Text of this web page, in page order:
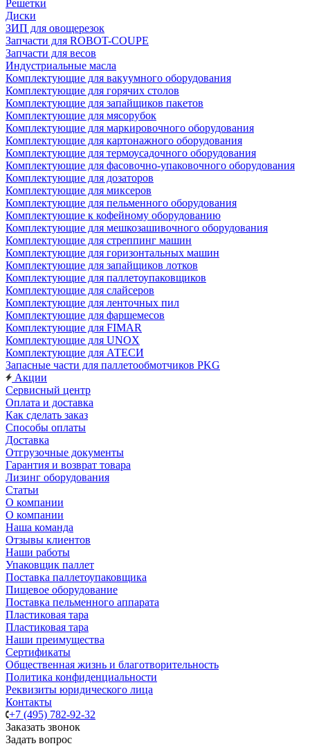
Решетки
Диски
ЗИП для овощерезок
Запчасти для ROBOT-COUPE
Запчасти для весов
Индустриальные масла
Комплектующие для вакуумного оборудования
Комплектующие для горячих столов
Комплектующие для запайщиков пакетов
Комплектующие для мясорубок
Комплектующие для маркировочного оборудования
Комплектующие для картонажного оборудования
Комплектующие для термоусадочного оборудования
Комплектующие для фасовочно-упаковочного оборудования
Комплектующие для дозаторов
Комплектующие для миксеров
Комплектующие для пельменного оборудования
Комплектующие к кофейному оборудованию
Комплектующие для мешкозашивочного оборудования
Комплектующие для стреппинг машин
Комплектующие для горизонтальных машин
Комплектующие для запайщиков лотков
Комплектующие для паллетоупаковщиков
Комплектующие для слайсеров
Комплектующие для ленточных пил
Комплектующие для фаршемесов
Комплектующие для FIMAR
Комплектующие для UNOX
Комплектующие для АТЕСИ
Запасные части для паллетообмотчиков PKG
Акции
Сервисный центр
Оплата и доставка
Как сделать заказ
Способы оплаты
Доставка
Отгрузочные документы
Гарантия и возврат товара
Лизинг оборудования
Статьи
О компании
О компании
Наша команда
Отзывы клиентов
Наши работы
Упаковщик паллет
Поставка паллетоупаковщика
Пищевое оборудование
Поставка пельменного аппарата
Пластиковая тара
Пластиковая тара
Наши преимущества
Сертификаты
Общественная жизнь и благотворительность
Политика конфиденциальности
Реквизиты юридического лица
Контакты
+7 (495) 782-92-32
Заказать звонок
Задать вопрос